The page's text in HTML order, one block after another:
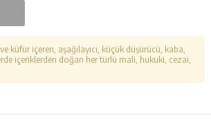
küfür içeren, aşağılayıcı, küçük düşürücü, kaba,
içeriklerden doğan her türlü mali, hukuki, cezai,